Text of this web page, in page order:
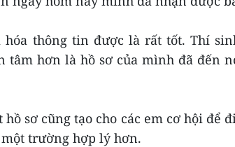
hóa thông tin được là rất tốt. Thí
tâm hơn là hồ sơ của mình đã đến
hồ sơ cũng tạo cho các em cơ hội để
trường hợp lý hơn.